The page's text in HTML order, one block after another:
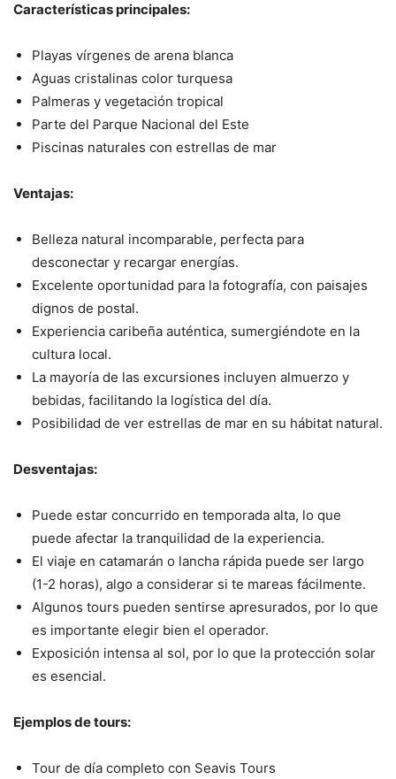
Características principales:
Playas vírgenes de arena blanca
Aguas cristalinas color turquesa
Palmeras y vegetación tropical
Parte del Parque Nacional del Este
Piscinas naturales con estrellas de mar
Ventajas:
Belleza natural incomparable, perfecta para
desconectar y recargar energías.
Excelente oportunidad para la fotografía, con paisajes
dignos de postal.
Experiencia caribeña auténtica, sumergiéndote en la
cultura local.
La mayoría de las excursiones incluyen almuerzo y
bebidas, facilitando la logística del día.
Posibilidad de ver estrellas de mar en su hábitat natural.
Desventajas:
Puede estar concurrido en temporada alta, lo que
puede afectar la tranquilidad de la experiencia.
El viaje en catamarán o lancha rápida puede ser largo
(1-2 horas), algo a considerar si te mareas fácilmente.
Algunos tours pueden sentirse apresurados, por lo que
es importante elegir bien el operador.
Exposición intensa al sol, por lo que la protección solar
es esencial.
Ejemplos de tours:
Tour de día completo con Seavis Tours